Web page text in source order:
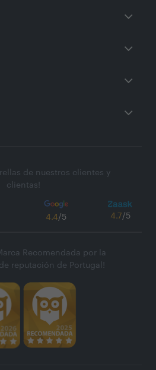
de nuestros clientes y
clientas!
4.4/5 4.7/5
Recomendada por la
reputación de Portugal!